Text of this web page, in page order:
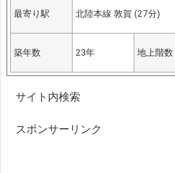
最寄り駅 北陸本線 敦賀 (27分)
築年数 23年 地上階数
サイト内検索
スポンサーリンク